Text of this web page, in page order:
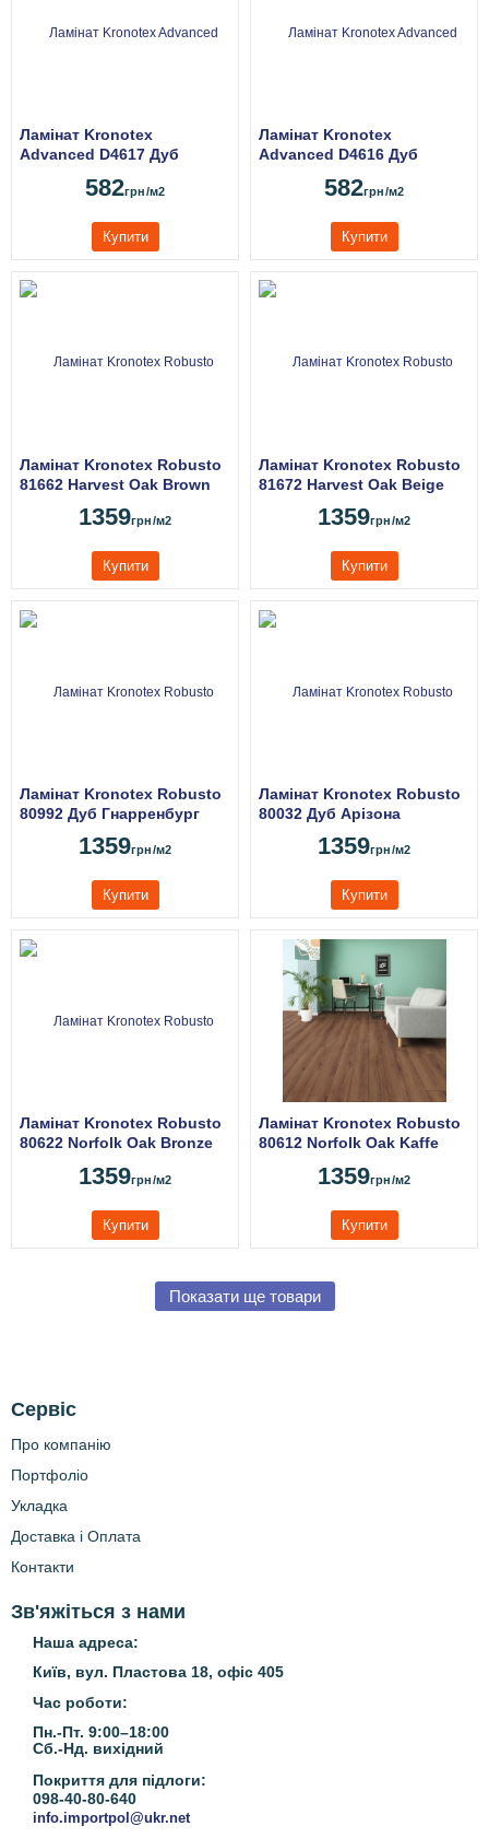
Ламінат Kronotex
Advanced D4617 Дуб
582грн/м2
Купити
Ламінат Kronotex
Advanced D4616 Дуб
582грн/м2
Купити
Ламінат Kronotex Robusto
81662 Harvest Oak Brown
1359грн/м2
Купити
Ламінат Kronotex Robusto
81672 Harvest Oak Beige
1359грн/м2
Купити
Ламінат Kronotex Robusto
80992 Дуб Гнарренбург
1359грн/м2
Купити
Ламінат Kronotex Robusto
80032 Дуб Арізона
1359грн/м2
Купити
Ламінат Kronotex Robusto
80622 Norfolk Oak Bronze
1359грн/м2
Купити
Ламінат Kronotex Robusto
80612 Norfolk Oak Kaffe
1359грн/м2
Купити
Показати ще товари
Сервіс
Про компанію
Портфоліо
Укладка
Доставка і Оплата
Контакти
Зв'яжіться з нами
Наша адреса:
Київ, вул. Пластова 18, офіс 405
Час роботи:
Пн.-Пт. 9:00–18:00
Сб.-Нд. вихідний
Покриття для підлоги:
098-40-80-640
info.importpol@ukr.net